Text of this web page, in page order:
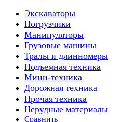
Экскаваторы
Погрузчики
Манипуляторы
Грузовые машины
Тралы и длинномеры
Подъемная техника
Мини-техника
Дорожная техника
Прочая техника
Нерудные материалы
Сравнить